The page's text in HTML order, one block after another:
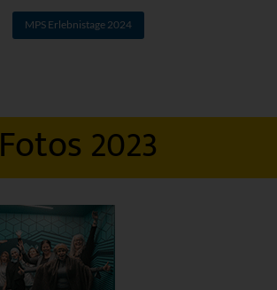
MPS Erlebnistage 2024
Fotos 2023